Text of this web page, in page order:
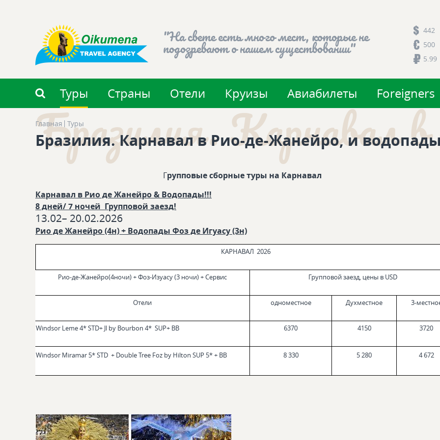
"На свете есть много мест, которые не
подозревают о нашем существовании"
442
500
5.99
Туры Страны Отели Круизы Авиабилеты Foreigners
Главная Туры
Бразилия. Карнавал в Рио-де-Жанейро, и водопады
Бразилия. Карнавал
Групповые сборные туры на Карнавал
Карнавал в Рио де Жанейро & Водопады!!!
8 дней/ 7 ночей Групповой заезд!
13.02– 20.02.2026
Рио де Жанейро (4н) + Водопады Фоз де Игуасу (3н)
КАРНАВАЛ 2026
Рио-де-Жанейро(4ночи) + Фоз-Изуасу (3 ночи) + Сервис Групповой заезд, цены в USD
Отели одноместное Духместное 3-
Windsor Leme 4* STD+ Jl by Bourbon 4* SUP+ BB 6370 4150 3720
Windsor Miramar 5* STD + Double Tree Foz by Hilton SUP 5* + BB 8 330 5 280 4 672